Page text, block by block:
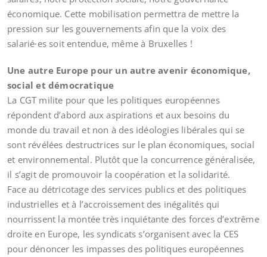
économique. Cette mobilisation permettra de mettre la
pression sur les gouvernements afin que la voix des
salarié·es soit entendue, même à Bruxelles !
Une autre Europe pour un autre avenir économique,
social et démocratique
La CGT milite pour que les politiques européennes
répondent d’abord aux aspirations et aux besoins du
monde du travail et non à des idéologies libérales qui se
sont révélées destructrices sur le plan économiques, social
et environnemental. Plutôt que la concurrence généralisée,
il s’agit de promouvoir la coopération et la solidarité.
Face au détricotage des services publics et des politiques
industrielles et à l’accroissement des inégalités qui
nourrissent la montée très inquiétante des forces d’extrême
droite en Europe, les syndicats s’organisent avec la CES
pour dénoncer les impasses des politiques européennes